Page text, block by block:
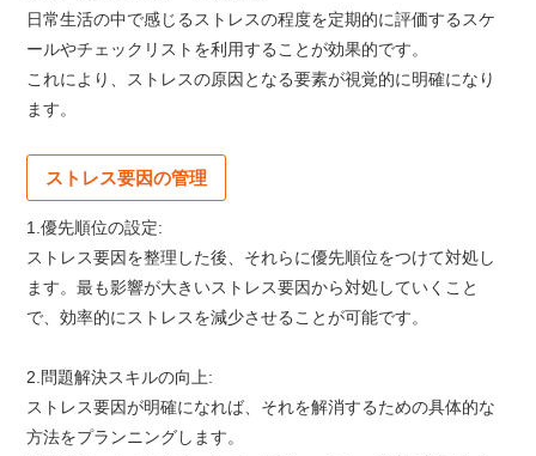
日常生活の中で感じるストレスの程度を定期的に評価するスケ
ールやチェックリストを利用することが効果的です。
これにより、ストレスの原因となる要素が視覚的に明確になり
ます。
ストレス要因の管理
1.優先順位の設定:
ストレス要因を整理した後、それらに優先順位をつけて対処し
ます。最も影響が大きいストレス要因から対処していくこと
で、効率的にストレスを減少させることが可能です。
2.問題解決スキルの向上:
ストレス要因が明確になれば、それを解消するための具体的な
方法をプランニングします。